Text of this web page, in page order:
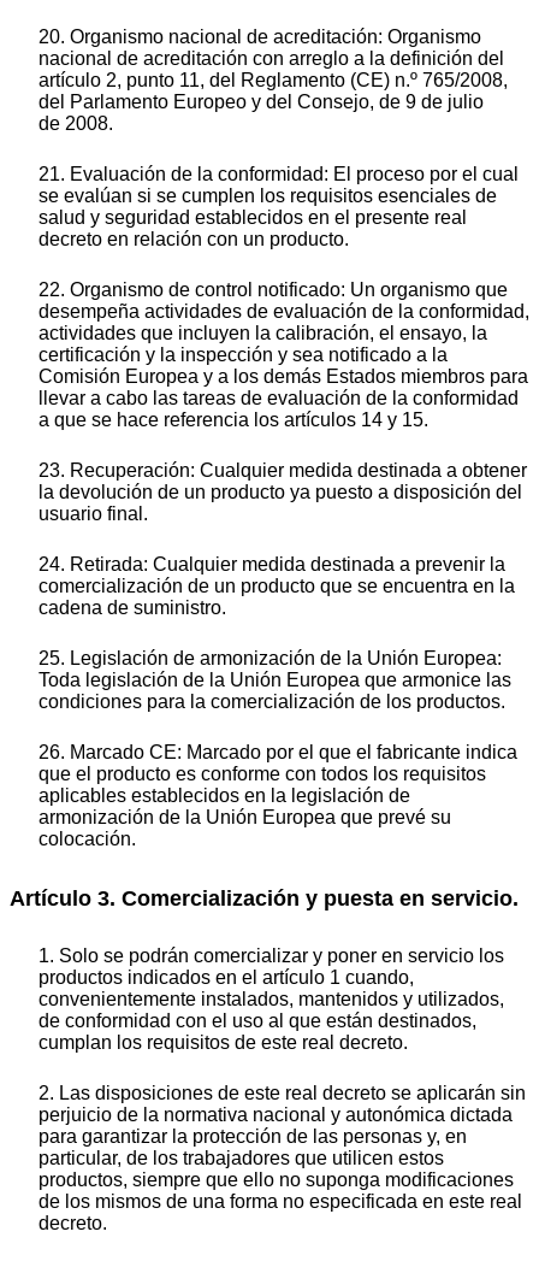
20. Organismo nacional de acreditación: Organismo
nacional de acreditación con arreglo a la definición del
artículo 2, punto 11, del Reglamento (CE) n.º 765/2008,
del Parlamento Europeo y del Consejo, de 9 de julio
de 2008.
21. Evaluación de la conformidad: El proceso por el cual
se evalúan si se cumplen los requisitos esenciales de
salud y seguridad establecidos en el presente real
decreto en relación con un producto.
22. Organismo de control notificado: Un organismo que
desempeña actividades de evaluación de la conformidad,
actividades que incluyen la calibración, el ensayo, la
certificación y la inspección y sea notificado a la
Comisión Europea y a los demás Estados miembros para
llevar a cabo las tareas de evaluación de la conformidad
a que se hace referencia los artículos 14 y 15.
23. Recuperación: Cualquier medida destinada a obtener
la devolución de un producto ya puesto a disposición del
usuario final.
24. Retirada: Cualquier medida destinada a prevenir la
comercialización de un producto que se encuentra en la
cadena de suministro.
25. Legislación de armonización de la Unión Europea:
Toda legislación de la Unión Europea que armonice las
condiciones para la comercialización de los productos.
26. Marcado CE: Marcado por el que el fabricante indica
que el producto es conforme con todos los requisitos
aplicables establecidos en la legislación de
armonización de la Unión Europea que prevé su
colocación.
Artículo 3. Comercialización y puesta en servicio.
1. Solo se podrán comercializar y poner en servicio los
productos indicados en el artículo 1 cuando,
convenientemente instalados, mantenidos y utilizados,
de conformidad con el uso al que están destinados,
cumplan los requisitos de este real decreto.
2. Las disposiciones de este real decreto se aplicarán sin
perjuicio de la normativa nacional y autonómica dictada
para garantizar la protección de las personas y, en
particular, de los trabajadores que utilicen estos
productos, siempre que ello no suponga modificaciones
de los mismos de una forma no especificada en este real
decreto.